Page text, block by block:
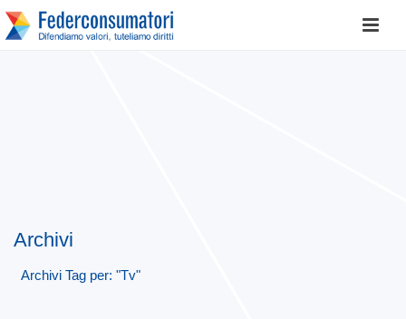
Archivi
Archivi Tag per: "Tv"